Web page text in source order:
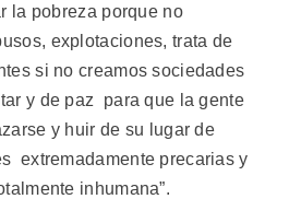
la pobreza porque no
explotaciones, trata de
si no creamos sociedades
y de paz para que la gente
y huir de su lugar de
extremadamente precarias y
inhumana”.